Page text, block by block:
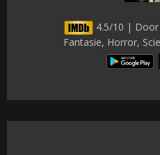
4.5/10 | Door
Fantasie, Horror,